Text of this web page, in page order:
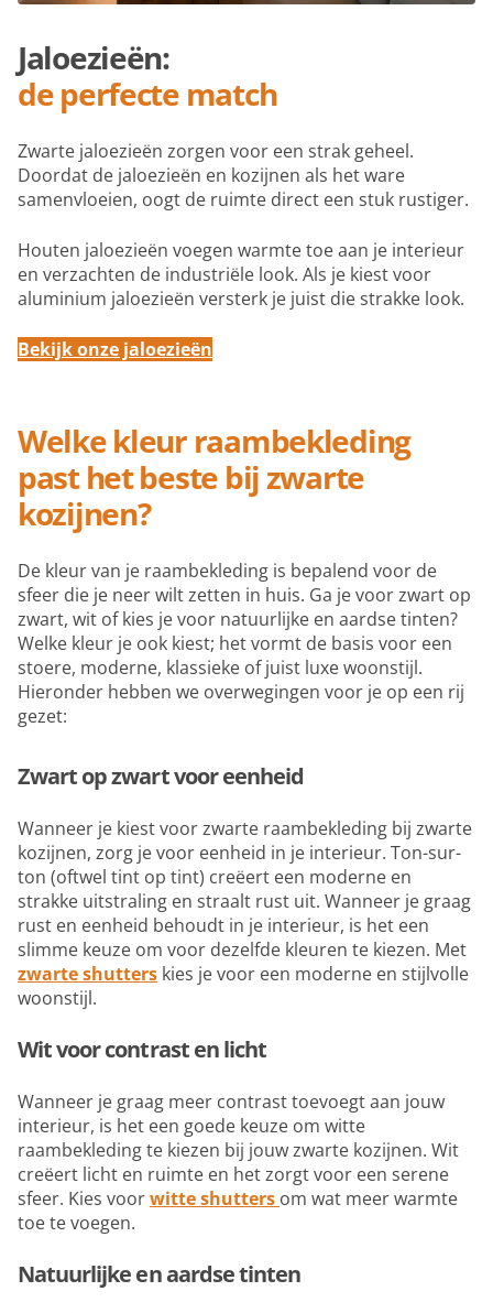
Jaloezieën:
de perfecte match
Zwarte jaloezieën zorgen voor een strak geheel.
Doordat de jaloezieën en kozijnen als het ware
samenvloeien, oogt de ruimte direct een stuk rustiger.
Houten jaloezieën voegen warmte toe aan je interieur
en verzachten de industriële look. Als je kiest voor
aluminium jaloezieën versterk je juist die strakke look.
Bekijk onze jaloezieën
Welke kleur raambekleding
past het beste bij zwarte
kozijnen?
De kleur van je raambekleding is bepalend voor de
sfeer die je neer wilt zetten in huis. Ga je voor zwart op
zwart, wit of kies je voor natuurlijke en aardse tinten?
Welke kleur je ook kiest; het vormt de basis voor een
stoere, moderne, klassieke of juist luxe woonstijl.
Hieronder hebben we overwegingen voor je op een rij
gezet:
Zwart op zwart voor eenheid
Wanneer je kiest voor zwarte raambekleding bij zwarte
kozijnen, zorg je voor eenheid in je interieur. Ton-sur-
ton (oftwel tint op tint) creëert een moderne en
strakke uitstraling en straalt rust uit. Wanneer je graag
rust en eenheid behoudt in je interieur, is het een
slimme keuze om voor dezelfde kleuren te kiezen. Met
zwarte shutters kies je voor een moderne en stijlvolle
woonstijl.
Wit voor contrast en licht
Wanneer je graag meer contrast toevoegt aan jouw
interieur, is het een goede keuze om witte
raambekleding te kiezen bij jouw zwarte kozijnen. Wit
creëert licht en ruimte en het zorgt voor een serene
sfeer. Kies voorwitte shutters om wat meer warmte
toe te voegen.
Natuurlijke en aardse tinten